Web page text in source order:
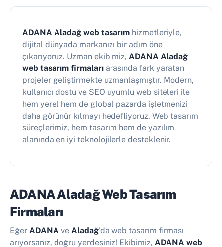
ADANA Aladağ web tasarım hizmetleriyle,
dijital dünyada markanızı bir adım öne
çıkarıyoruz. Uzman ekibimiz, ADANA Aladağ
web tasarım firmaları arasında fark yaratan
projeler geliştirmekte uzmanlaşmıştır. Modern,
kullanıcı dostu ve SEO uyumlu web siteleri ile
hem yerel hem de global pazarda işletmenizi
daha görünür kılmayı hedefliyoruz. Web tasarım
süreçlerimiz, hem tasarım hem de yazılım
alanında en iyi teknolojilerle desteklenir.
ADANA Aladağ Web Tasarım
Firmaları
Eğer ADANA ve Aladağ'da web tasarım firması
arıyorsanız, doğru yerdesiniz! Ekibimiz, ADANA web